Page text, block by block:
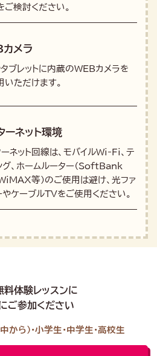
ご検討ください。
メラ
ブレットに内蔵のWEBカメラを
いただけます。
ーネット環境
ーネット回線は、モバイルWi-Fi、テ
グ、ホームルーター（SoftBank
等）のご使用は避け、光ファ
やケーブルTVをご使用ください。
料体験レッスンに
ご参加ください
から）・小学生・中学生・高校生